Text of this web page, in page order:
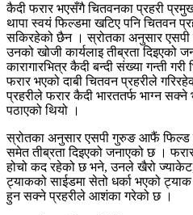
कैदी फरार भएसँगै चितवनका प्रहरी
थापा स्वयं फिल्डमा खटिए पनि चितवन
सकिरहेको छैन । स्रोतका अनुसार
उनको खोजी कार्यलाइ तीब्रता दिइएको
कारागारभित्र कैदी बन्दी संख्या गन्ती
फरार भएको दाबी चितवन प्रहरीले
प्रहरीले फरार कैदी भारततर्फ भाग्न सक्ने
पठाएको थियो ।
स्रोतका अनुसार एसपी गुरुङ आफैं फिल्ड
समेत तीब्रता दिइएको जनाएको छ ।
होचो कद रहेको छ भने, उनले खैरो
ट्याकको साईडमा सेतो धर्का भएको
हुन सक्ने प्रहरीले आशंका गरेको छ ।